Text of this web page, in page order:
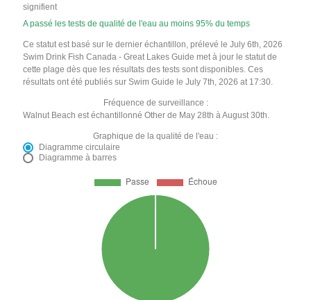
signifient
A passé les tests de qualité de l'eau au moins 95% du temps
Ce statut est basé sur le dernier échantillon, prélevé le July 6th, 2026
Swim Drink Fish Canada - Great Lakes Guide met à jour le statut de
cette plage dès que les résultats des tests sont disponibles. Ces
résultats ont été publiés sur Swim Guide le July 7th, 2026 at 17:30.
Fréquence de surveillance :
Walnut Beach est échantillonné Other de May 28th à August 30th.
Graphique de la qualité de l'eau :
Diagramme circulaire
Diagramme à barres